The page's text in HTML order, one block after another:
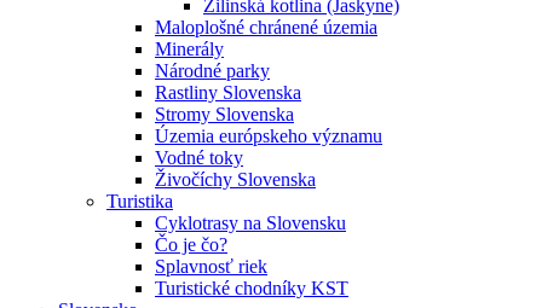
Žilinská kotlina (Jaskyne)
Maloplošné chránené územia
Minerály
Národné parky
Rastliny Slovenska
Stromy Slovenska
Územia európskeho významu
Vodné toky
Živočíchy Slovenska
Turistika
Cyklotrasy na Slovensku
Čo je čo?
Splavnosť riek
Turistické chodníky KST